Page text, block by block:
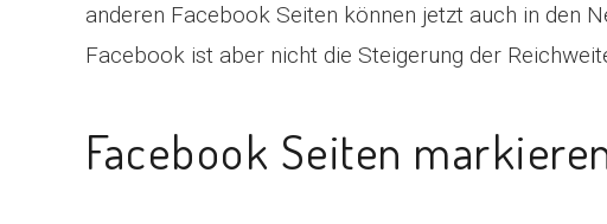
anderen Facebook Seiten können jetzt auch in den
Facebook ist aber nicht die Steigerung der
Facebook Seiten